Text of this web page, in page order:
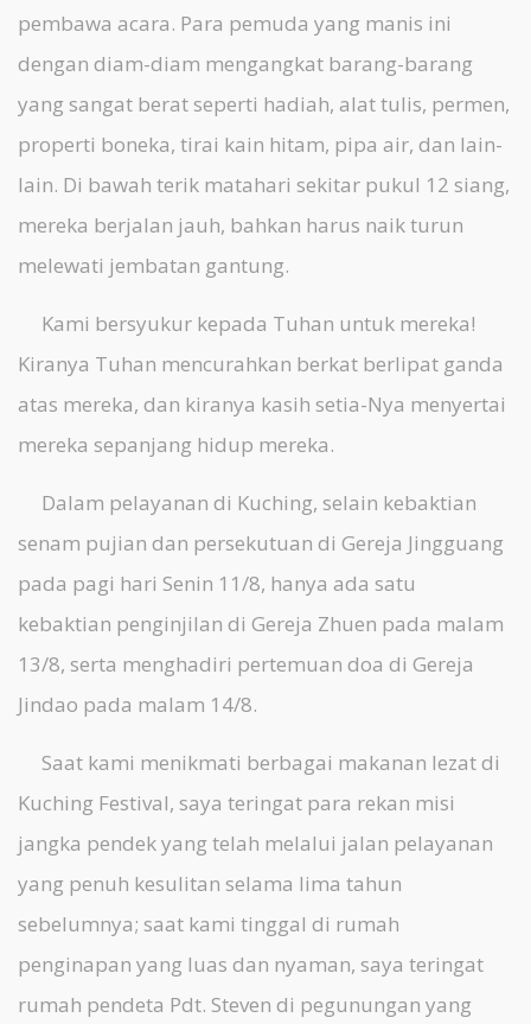
pembawa acara. Para pemuda yang manis ini
dengan diam-diam mengangkat barang-barang
yang sangat berat seperti hadiah, alat tulis, permen,
properti boneka, tirai kain hitam, pipa air, dan lain-
lain. Di bawah terik matahari sekitar pukul 12 siang,
mereka berjalan jauh, bahkan harus naik turun
melewati jembatan gantung.
Kami bersyukur kepada Tuhan untuk mereka!
Kiranya Tuhan mencurahkan berkat berlipat ganda
atas mereka, dan kiranya kasih setia-Nya menyertai
mereka sepanjang hidup mereka.
Dalam pelayanan di Kuching, selain kebaktian
senam pujian dan persekutuan di Gereja Jingguang
pada pagi hari Senin 11/8, hanya ada satu
kebaktian penginjilan di Gereja Zhuen pada malam
13/8, serta menghadiri pertemuan doa di Gereja
Jindao pada malam 14/8.
Saat kami menikmati berbagai makanan lezat di
Kuching Festival, saya teringat para rekan misi
jangka pendek yang telah melalui jalan pelayanan
yang penuh kesulitan selama lima tahun
sebelumnya; saat kami tinggal di rumah
penginapan yang luas dan nyaman, saya teringat
rumah pendeta Pdt. Steven di pegunungan yang